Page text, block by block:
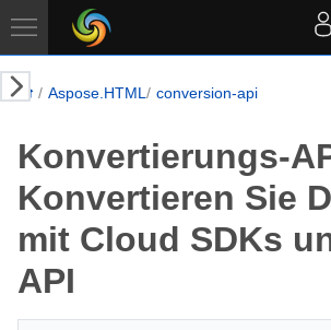
Aspose.HTML conversion-api
Konvertierungs-
Konvertieren Sie
mit Cloud SDKs
API